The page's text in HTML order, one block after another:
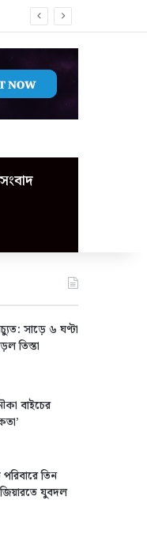
সাড়ে ৬ ঘণ্টা
তিস্তা
বাইচের
তিন
যুবদল